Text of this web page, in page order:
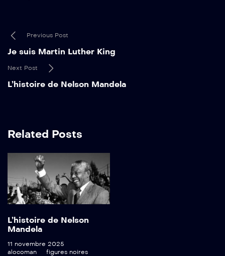
Previous Post
Je suis Martin Luther King
Next Post
L’histoire de Nelson Mandela
Related Posts
L’histoire de Nelson
Mandela
11 novembre 2025
alocoman
figures noires